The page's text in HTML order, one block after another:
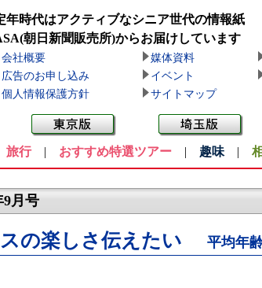
年時代はアクティブなシニア世代の情報紙
朝日新聞販売所)からお届けしています
会社概要 媒体資料
広告のお申し込み
イベント
個人情報保護方針
サイトマップ
旅行| おすすめ特選ツアー | 趣味 |
月号
の楽しさ伝えたい 平均年